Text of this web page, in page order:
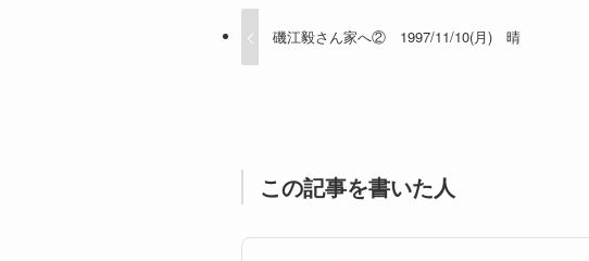
磯江毅さん家へ② 1997/11/10(月) 晴
この記事を書いた人